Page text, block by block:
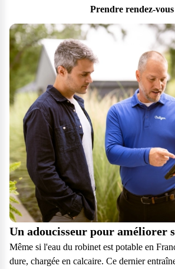
Prendre rendez-vous
Un adoucisseur pour améliorer
Même si l'eau du robinet est potable en
dure, chargée en calcaire. Ce dernier